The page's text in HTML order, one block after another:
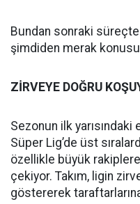
Bundan sonraki
şimdiden merak
ZİRVEYE DOĞRU
Sezonun ilk
Süper Lig’de üst
özellikle büyük rakiplere
çekiyor. Takım, ligin
göstererek